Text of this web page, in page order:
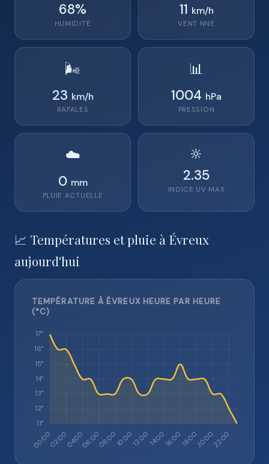
68%
HUMIDITÉ
11 km/h
VENT NNE
🌬️
23 km/h
RAFALES
📊
1004 hPa
PRESSION
☁️
0 mm
PLUIE ACTUELLE
🔆
2.35
INDICE UV MAX
📈 Températures et pluie à Évreux
aujourd'hui
TEMPÉRATURE À ÉVREUX HEURE PAR HEURE
(°C)